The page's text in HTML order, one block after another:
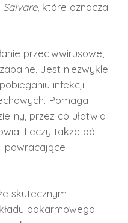
Salvare, które oznacza
przeciwwirusowe,
Jest niezwykle
infekcji
Pomaga
przez co ułatwia
Leczy także ból
powracające
skutecznym
pokarmowego.